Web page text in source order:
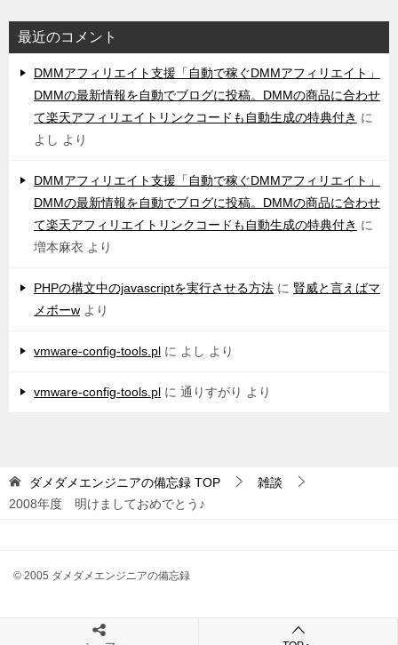
最近のコメント
DMMアフィリエイト支援「自動で稼ぐDMMアフィリエイト」
DMMの最新情報を自動でブログに投稿。DMMの商品に合わせ
て楽天アフィリエイトリンクコードも自動生成の特典付き に
よし より
DMMアフィリエイト支援「自動で稼ぐDMMアフィリエイト」
DMMの最新情報を自動でブログに投稿。DMMの商品に合わせ
て楽天アフィリエイトリンクコードも自動生成の特典付き に
増本麻衣 より
PHPの構文中のjavascriptを実行させる方法 に 賢威と言えばマ
メボーw より
vmware-config-tools.pl に よし より
vmware-config-tools.pl に 通りすがり より
ダメダメエンジニアの備忘録 TOP
雑談
2008年度 明けましておめでとう♪
© 2005 ダメダメエンジニアの備忘録